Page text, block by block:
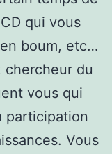
qui vous
boum, etc…
chercheur du
vous qui
participation
Vous